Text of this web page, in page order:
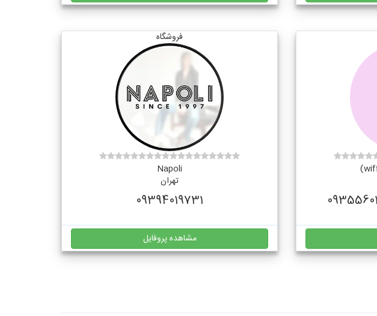
فروشگاه
Napoli
تهران
09394019731
مشاهده پروفایل